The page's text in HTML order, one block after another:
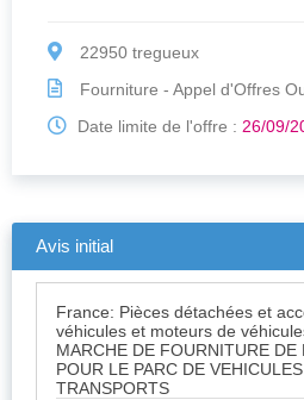
22950 tregueux
Fourniture - Appel d'Offres
Date limite de l'offre : 26/09/
Avis initial
France: Pièces détachées et
véhicules et moteurs de
MARCHE DE FOURNITURE DE
POUR LE PARC DE
TRANSPORTS